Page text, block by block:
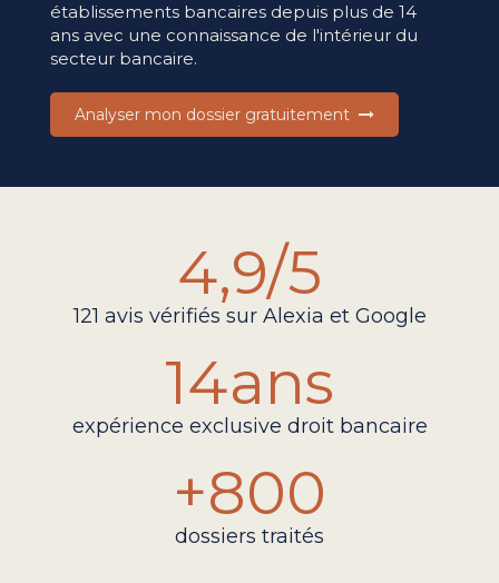
établissements bancaires depuis plus de 14
ans avec une connaissance de l'intérieur du
secteur bancaire.
Analyser mon dossier gratuitement
4,9/5
121 avis vérifiés sur Alexia et Google
14ans
expérience exclusive droit bancaire
+800
dossiers traités